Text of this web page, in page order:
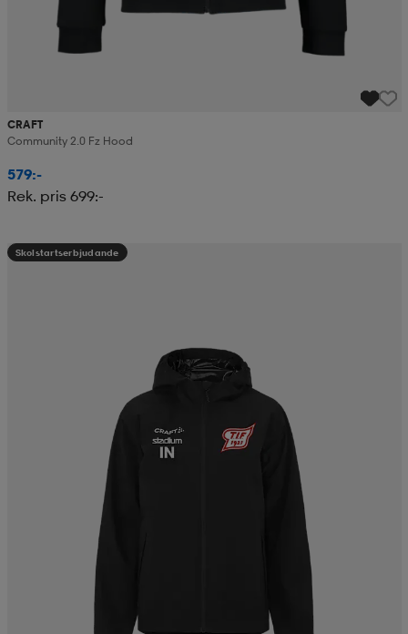
CRAFT
Community 2.0 Fz Hood
579:-
Rek. pris 699:-
Skolstartserbjudande